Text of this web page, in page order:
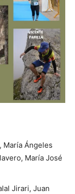
María Ángeles
María José
Jirari, Juan